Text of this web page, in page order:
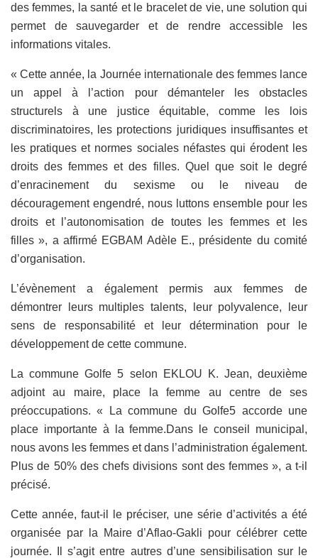
des femmes, la santé et le bracelet de vie, une solution qui
permet de sauvegarder et de rendre accessible les
informations vitales.
« Cette année, la Journée internationale des femmes lance
un appel à l’action pour démanteler les obstacles
structurels à une justice équitable, comme les lois
discriminatoires, les protections juridiques insuffisantes et
les pratiques et normes sociales néfastes qui érodent les
droits des femmes et des filles. Quel que soit le degré
d’enracinement du sexisme ou le niveau de
découragement engendré, nous luttons ensemble pour les
droits et l’autonomisation de toutes les femmes et les
filles », a affirmé EGBAM Adèle E., présidente du comité
d’organisation.
L’évènement a également permis aux femmes de
démontrer leurs multiples talents, leur polyvalence, leur
sens de responsabilité et leur détermination pour le
développement de cette commune.
La commune Golfe 5 selon EKLOU K. Jean, deuxième
adjoint au maire, place la femme au centre de ses
préoccupations. « La commune du Golfe5 accorde une
place importante à la femme.Dans le conseil municipal,
nous avons les femmes et dans l’administration également.
Plus de 50% des chefs divisions sont des femmes », a t-il
précisé.
Cette année, faut-il le préciser, une série d’activités a été
organisée par la Maire d’Aflao-Gakli pour célébrer cette
journée. Il s’agit entre autres d’une sensibilisation sur le